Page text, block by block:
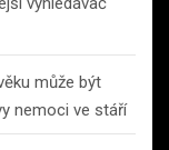
může být
nemoci ve stáří